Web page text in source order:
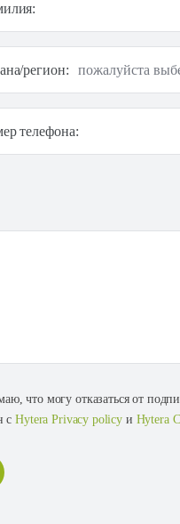
регион:
телефона:
что могу отказаться от
сHytera Privacy policy и Hytera